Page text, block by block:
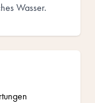
Wasser.